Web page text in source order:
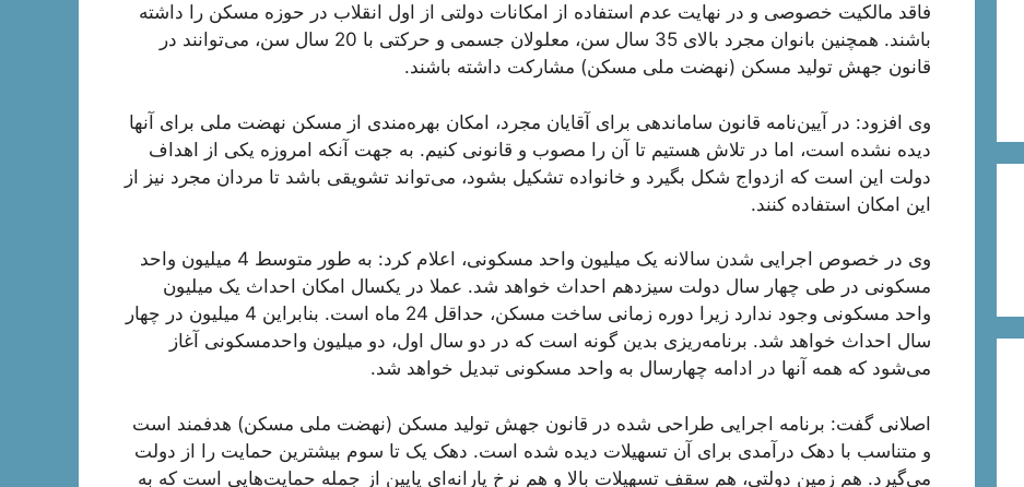
فاقد مالکیت خصوصی و در نهایت عدم استفاده از امکانات دولتی از اول انقلاب در حوزه مسکن را داشته
باشند. همچنین بانوان مجرد بالای 35 سال سن، معلولان جسمی و حرکتی با 20 سال سن، می‌توانند در
قانون جهش تولید مسکن (نهضت ملی مسکن) مشارکت داشته باشند.
وی افزود: در آیین‌نامه قانون ساماندهی برای آقایان مجرد، امکان بهره‌مندی از مسکن نهضت ملی برای آنها
دیده نشده است، اما در تلاش هستیم تا آن را مصوب و قانونی کنیم. به جهت آنکه امروزه یکی از اهداف
دولت این است که ازدواج شکل بگیرد و خانواده تشکیل بشود، می‌تواند تشویقی باشد تا مردان مجرد نیز از
این امکان استفاده کنند.
وی در خصوص اجرایی شدن سالانه یک میلیون واحد مسکونی، اعلام کرد: به طور متوسط 4 میلیون واحد
مسکونی در طی چهار سال دولت سیزدهم احداث خواهد شد. عملا در یکسال امکان احداث یک میلیون
واحد مسکونی وجود ندارد زیرا دوره زمانی ساخت مسکن، حداقل 24 ماه است. بنابراین 4 میلیون در چهار
سال احداث خواهد شد. برنامه‌ریزی بدین گونه است که در دو سال اول، دو میلیون واحدمسکونی آغاز
می‌شود که همه آنها در ادامه چهارسال به واحد مسکونی تبدیل خواهد شد.
اصلانی گفت: برنامه اجرایی طراحی شده در قانون جهش تولید مسکن (نهضت ملی مسکن) هدفمند است
و متناسب با دهک درآمدی برای آن تسهیلات دیده شده است. دهک یک تا سوم بیشترین حمایت را از دولت
می‌گیرد. هم زمین دولتی، هم سقف تسهیلات بالا و هم نرخ یارانه‌ای پایین از جمله حمایت‌هایی است که به